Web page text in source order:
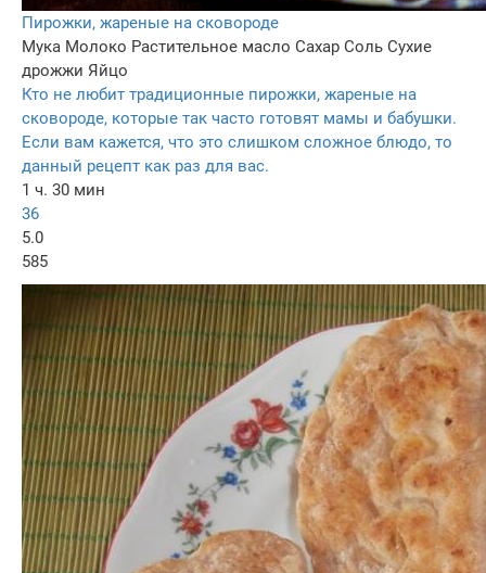
Пирожки, жареные на сковороде
Мука Молоко Растительное масло Сахар Соль Сухие
дрожжи Яйцо
Кто не любит традиционные пирожки, жареные на
сковороде, которые так часто готовят мамы и бабушки.
Если вам кажется, что это слишком сложное блюдо, то
данный рецепт как раз для вас.
1 ч. 30 мин
36
5.0
585